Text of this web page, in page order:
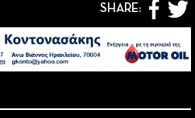
SHARE: